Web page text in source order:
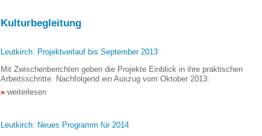
Kulturbegleitung
Leutkirch: Projektverlauf bis September 2013
Mit Zwischenberichten geben die Projekte Einblick in ihre praktischen
Arbeitsschritte. Nachfolgend ein Auszug vom Oktober 2013:
weiterlesen
Leutkirch: Neues Programm für 2014